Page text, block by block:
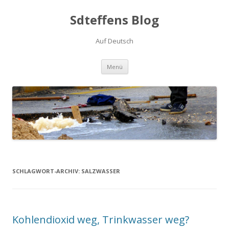
Sdteffens Blog
Auf Deutsch
Menü Zum Inhalt springen
SCHLAGWORT-ARCHIV: SALZWASSER
Kohlendioxid weg, Trinkwasser weg?